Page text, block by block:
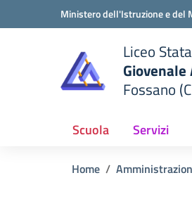
Vai ai contenuti
Vai al menu di navigazioneMinistero dell'Istruzione e del
scuola
Liceo
Giovenale
Fossano
Scuola Servizi
Home